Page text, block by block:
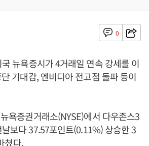
0
뉴욕증시가 4거래일 연속 강세를 이
기대감, 엔비디아 전고점 돌파 등이
욕증권거래소(NYSE)에서 다우존스3
보다 37.57포인트(0.11%) 상승한 3
쳤다.